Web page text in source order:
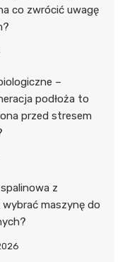
co zwrócić uwagę
–
podłoża to
przed stresem
z
maszynę do